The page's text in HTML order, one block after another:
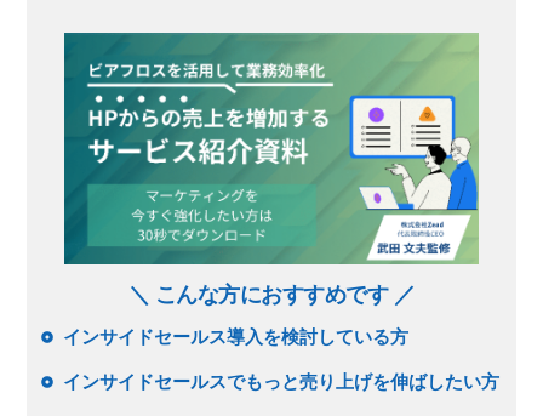
＼ こんな方におすすめです ／
インサイドセールス導入を検討している方
インサイドセールスでもっと売り上げを伸ばしたい方